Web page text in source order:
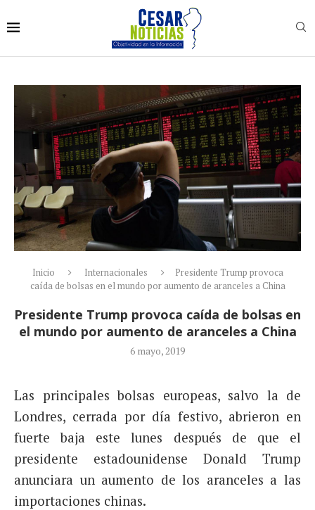
Inicio Internacionales
Presidente Trump provoca
caída de bolsas en el mundo por aumento de aranceles a China
Presidente Trump provoca caída de bolsas en
el mundo por aumento de aranceles a China
6 mayo, 2019
Las principales bolsas europeas, salvo la de
Londres, cerrada por día festivo, abrieron en
fuerte baja este lunes después de que el
presidente estadounidense Donald Trump
anunciara un aumento de los aranceles a las
importaciones chinas.